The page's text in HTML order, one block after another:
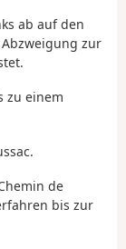
ab auf den
zur
zu einem
de
bis zur